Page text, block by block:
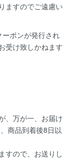
ますのでご遠慮い
ポンが発行され
受け致しかねます
、万が一、お届け
商品到着後8日以
すので、お送りし